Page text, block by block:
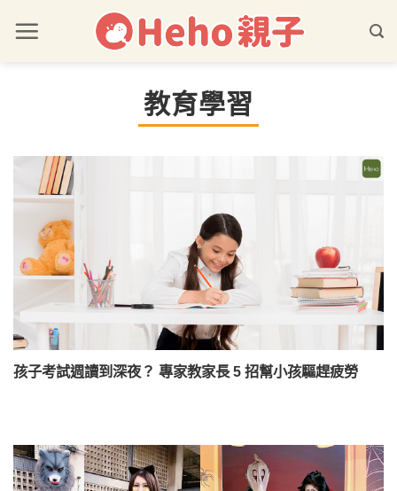
教育學習
孩子考試週讀到深夜？ 專家教家長 5 招幫小孩驅趕疲勞